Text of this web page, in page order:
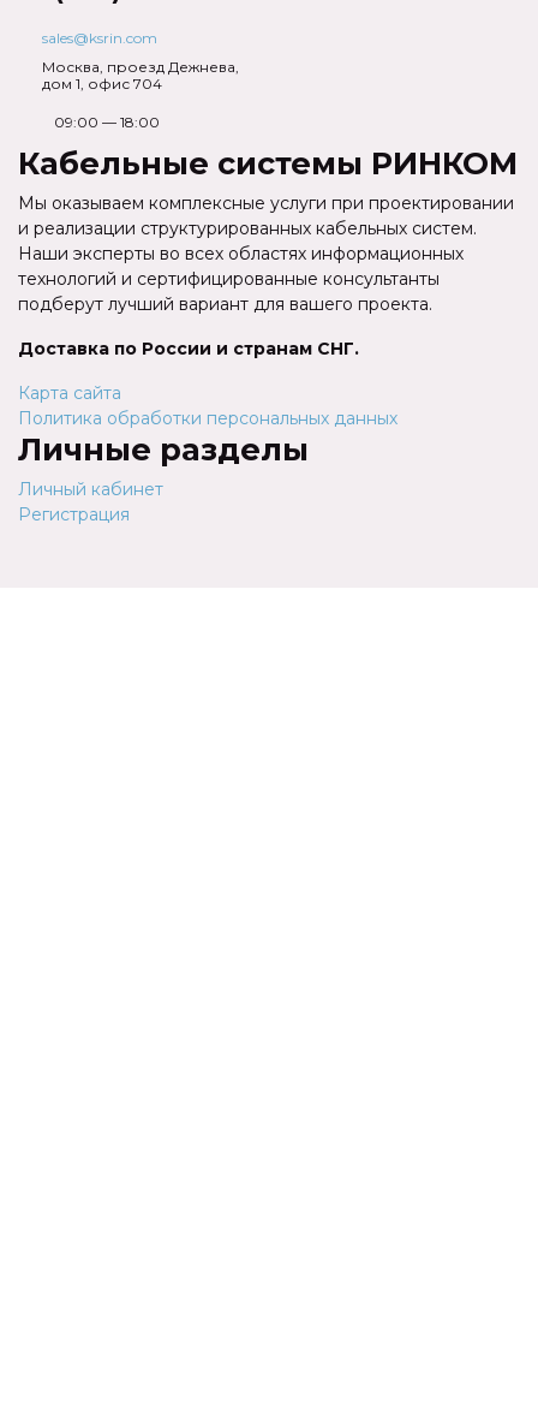
sales@ksrin.com
Москва, проезд Дежнева,
дом 1, офис 704
09:00 — 18:00
Кабельные системы РИНКОМ
Мы оказываем комплексные услуги при проектировании
и реализации структурированных кабельных систем.
Наши эксперты во всех областях информационных
технологий и сертифицированные консультанты
подберут лучший вариант для вашего проекта.
Доставка по России и странам СНГ.
Карта сайта
Политика обработки персональных данных
Личные разделы
Личный кабинет
Регистрация